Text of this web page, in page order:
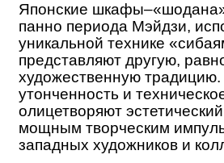
Японские
панно периода Мэйдзи,
уникальной технике
представляют другую,
художественную
утонченность и
олицетворяют
мощным творческим
западных художников и